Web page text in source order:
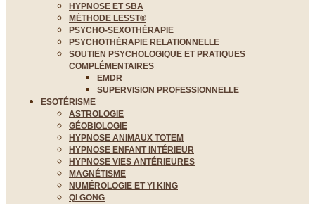
HYPNOSE ET SBA
MÉTHODE LESST®
PSYCHO-SEXOTHÉRAPIE
PSYCHOTHÉRAPIE RELATIONNELLE
SOUTIEN PSYCHOLOGIQUE ET PRATIQUES
COMPLÉMENTAIRES
EMDR
SUPERVISION PROFESSIONNELLE
ESOTÉRISME
ASTROLOGIE
GÉOBIOLOGIE
HYPNOSE ANIMAUX TOTEM
HYPNOSE ENFANT INTÉRIEUR
HYPNOSE VIES ANTÉRIEURES
MAGNÉTISME
NUMÉROLOGIE ET YI KING
QI GONG